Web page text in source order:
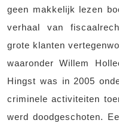
geen makkelijk lezen
verhaal van
grote klanten
waaronder Willem
Hingst was in 2005
criminele activiteiten
werd doodgeschoten.